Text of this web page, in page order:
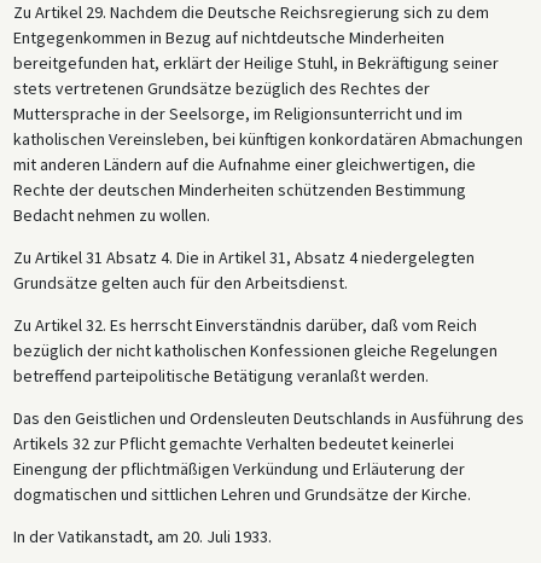
Zu Artikel 29. Nachdem die Deutsche Reichsregierung sich zu dem
Entgegenkommen in Bezug auf nichtdeutsche Minderheiten
bereitgefunden hat, erklärt der Heilige Stuhl, in Bekräftigung seiner
stets vertretenen Grundsätze bezüglich des Rechtes der
Muttersprache in der Seelsorge, im Religionsunterricht und im
katholischen Vereinsleben, bei künftigen konkordatären Abmachungen
mit anderen Ländern auf die Aufnahme einer gleichwertigen, die
Rechte der deutschen Minderheiten schützenden Bestimmung
Bedacht nehmen zu wollen.
Zu Artikel 31 Absatz 4. Die in Artikel 31, Absatz 4 niedergelegten
Grundsätze gelten auch für den Arbeitsdienst.
Zu Artikel 32. Es herrscht Einverständnis darüber, daß vom Reich
bezüglich der nicht katholischen Konfessionen gleiche Regelungen
betreffend parteipolitische Betätigung veranlaßt werden.
Das den Geistlichen und Ordensleuten Deutschlands in Ausführung des
Artikels 32 zur Pflicht gemachte Verhalten bedeutet keinerlei
Einengung der pflichtmäßigen Verkündung und Erläuterung der
dogmatischen und sittlichen Lehren und Grundsätze der Kirche.
In der Vatikanstadt, am 20. Juli 1933.